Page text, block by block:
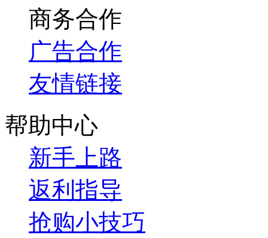
商务合作
广告合作
友情链接
帮助中心
新手上路
返利指导
抢购小技巧